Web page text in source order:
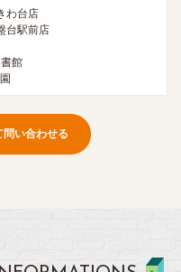
わ台店
台駅前店
館
い合わせる